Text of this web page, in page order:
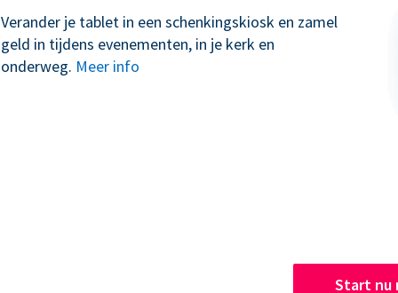
Verander je tablet in een schenkingskiosk en zamel
geld in tijdens evenementen, in je kerk en
onderweg. Meer info
Start nu